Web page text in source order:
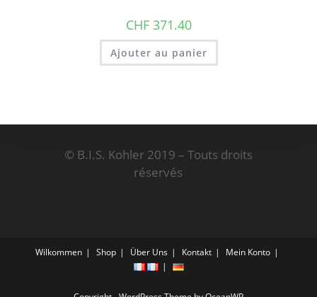
CHF371.40
Ajouter au panier
© B.I.S. Kohler 2019 – Touts droits
réservés
Wilkommen Shop Über Uns Kontakt Mein Konto